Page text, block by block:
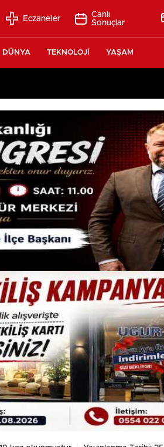
Eczaneler
Canlı
Sonuçlar
DÜNYA TEKNOLOJİ YAŞAM